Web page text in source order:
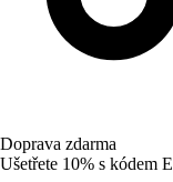
Doprava zdarma
Ušetřete 10% s kódem